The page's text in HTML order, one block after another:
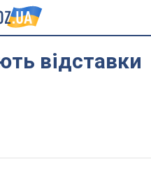
відставки